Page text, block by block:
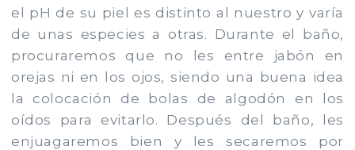
el pH de su piel es distinto al nuestro y varía
de unas especies a otras. Durante el baño,
procuraremos que no les entre jabón en
orejas ni en los ojos, siendo una buena idea
la colocación de bolas de algodón en los
oídos para evitarlo. Después del baño, les
enjuagaremos bien y les secaremos por